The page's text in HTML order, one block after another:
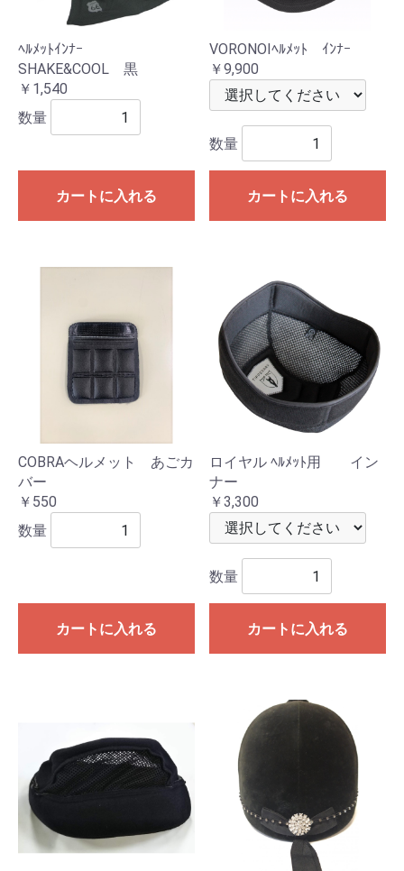
ﾍﾙﾒｯﾄｲﾝﾅｰ
SHAKE&COOL 黒
￥1,540
数量
カートに入れる
VORONOIﾍﾙﾒｯﾄ ｲﾝﾅｰ
￥9,900
数量
カートに入れる
COBRAヘルメット あごカ
バー
￥550
数量
カートに入れる
ロイヤル ﾍﾙﾒｯﾄ用 イン
ナー
￥3,300
数量
カートに入れる